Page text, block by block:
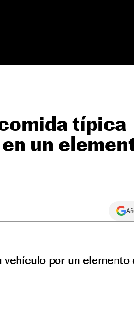
típica
un
por un elemento